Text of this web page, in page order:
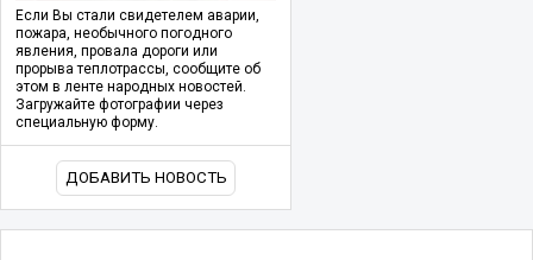
Если Вы стали свидетелем аварии,
пожара, необычного погодного
явления, провала дороги или
прорыва теплотрассы, сообщите об
этом в ленте народных новостей.
Загружайте фотографии через
специальную форму.
ДОБАВИТЬ НОВОСТЬ